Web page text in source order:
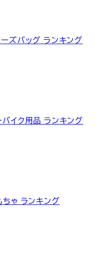
ーズバッグ ランキング
バイク用品 ランキング
ちゃ ランキング